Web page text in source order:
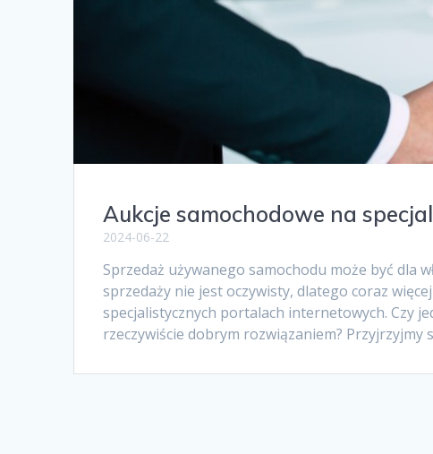
Aukcje samochodowe na
2024-06-22
Sprzedaż używanego samochodu może być dla
sprzedaży nie jest oczywisty, dlatego coraz
specjalistycznych portalach internetowych. Czy
rzeczywiście dobrym rozwiązaniem?